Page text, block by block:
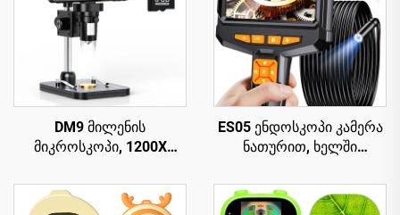
DM9 მილენის
მიკროსკოპი, 1200X
PCB სქემის
რემონტისთვის
ES05 ენდოსკოპი კამერა
ნათურით, ხელში
4.3" IPS ეკრანით